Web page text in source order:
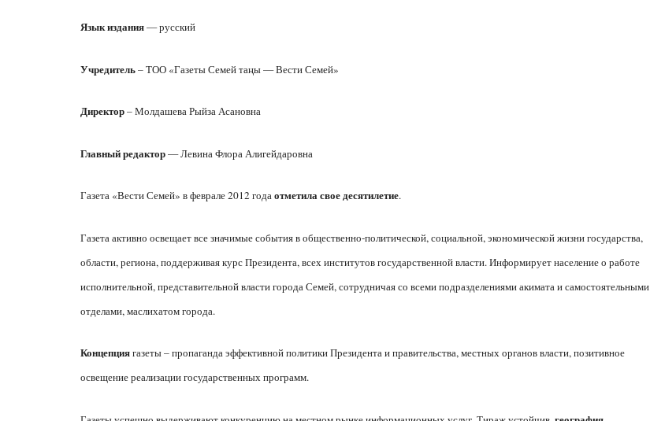
Язык издания— русский
Учредитель– ТОО «Газеты Семей таңы — Вести Семей»
Директор– Молдашева Рыйза Асановна
Главный редактор— Левина Флора Алигейдаровна
Газета «Вести Семей» в феврале 2012 годаотметила свое десятилетие.
Газета активно освещает все значимые события в общественно-политической, социальной, экономической жизни государства,
области, региона, поддерживая курс Президента, всех институтов государственной власти. Информирует население о работе
исполнительной, представительной власти города Семей, сотрудничая со всеми подразделениями акимата и самостоятельными
отделами, маслихатом города.
Концепциягазеты – пропаганда эффективной политики Президента и правительства, местных органов власти, позитивное
освещение реализации государственных программ.